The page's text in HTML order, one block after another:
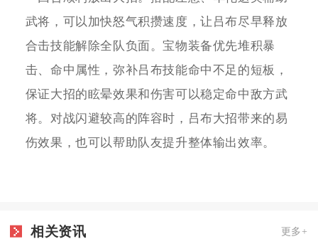
武将，可以加快怒气积攒速度，让吕布尽早释放
合击技能解除全队负面。宝物装备优先堆积暴
击、命中属性，弥补吕布技能命中不足的短板，
保证大招的眩晕效果和伤害可以稳定命中敌方武
将。对战闪避较高的阵容时，吕布大招带来的易
伤效果，也可以帮助队友提升整体输出效率。
相关资讯 更多+